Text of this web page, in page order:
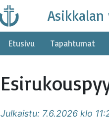
Asikkalan
Etusivu Tapahtumat
Julkaistu: 7.6.2026 klo